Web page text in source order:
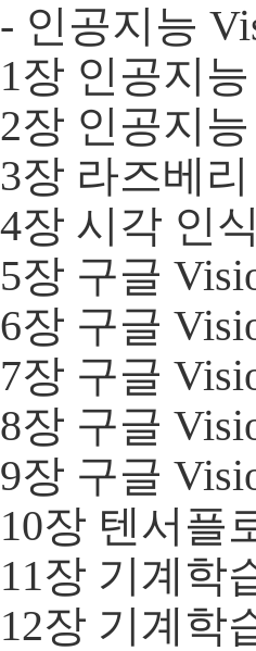
- 인공지능
1장 인공지
2장 인공지
3장 라즈베
4장 시각 인
5장 구글
6장 구글
7장 구글
8장 구글
9장 구글
10장 텐서플
11장 기계학
12장 기계학